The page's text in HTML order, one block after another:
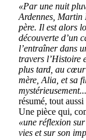
«Par une nuit
Ardennes, Martin
père. Il est alors
découverte d’un
l’entraîner dans
travers l’Histoire
plus tard, au
mère, Alia, et sa
résumé, tout
Une pièce qui,
«une réflexion
vies et sur son